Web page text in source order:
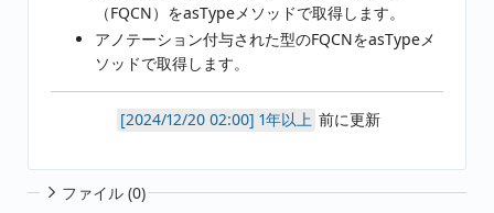
（FQCN）をasTypeメソッドで取得します。
アノテーション付与された型のFQCNをasTypeメ
ソッドで取得します。
1年以上 前に更新
ファイル (0)